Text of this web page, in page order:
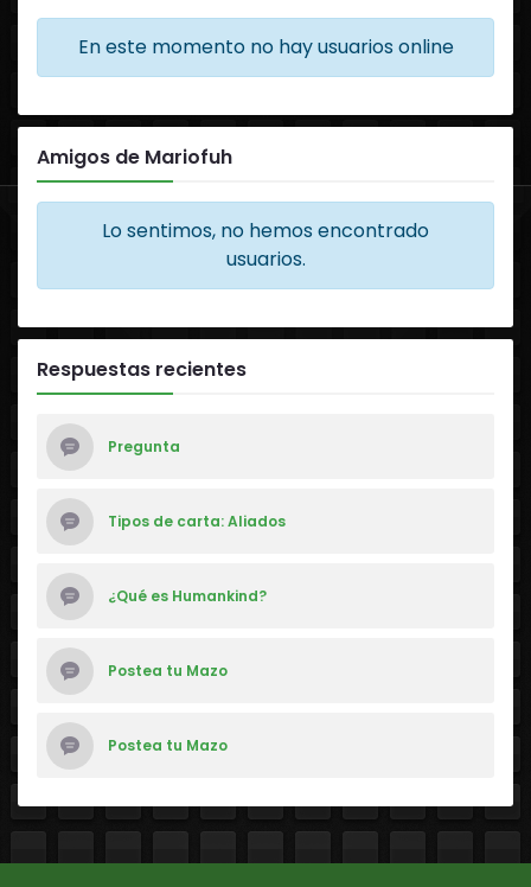
En este momento no hay usuarios online
Amigos de Mariofuh
Lo sentimos, no hemos encontrado
usuarios.
Respuestas recientes
Pregunta
Tipos de carta: Aliados
¿Qué es Humankind?
Postea tu Mazo
Postea tu Mazo